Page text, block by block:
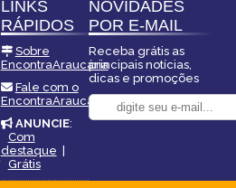
LINKS
RÁPIDOS
Sobre
EncontraAraucária
Fale com o
EncontraAraucária
ANUNCIE:
Com
destaque |
Grátis
NOVIDADES
POR E-MAIL
Receba grátis as
principais notícias,
dicas e promoções